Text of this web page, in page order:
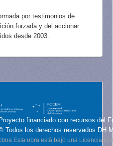
por testimonios de
forzada y del accionar
desde 2003.
Proyecto financiado con recursos del
Todos los derechos reservados DH
Esta obra está bajo una Licencia